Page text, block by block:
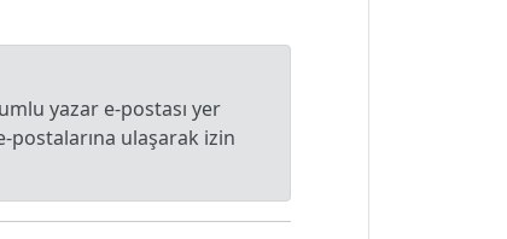
yazar e-postası yer
postalarına ulaşarak izin